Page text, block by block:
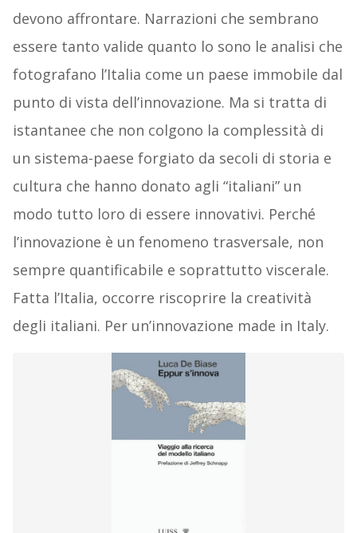
devono affrontare. Narrazioni che sembrano
essere tanto valide quanto lo sono le analisi che
fotografano l’Italia come un paese immobile dal
punto di vista dell’innovazione. Ma si tratta di
istantanee che non colgono la complessità di
un sistema-paese forgiato da secoli di storia e
cultura che hanno donato agli “italiani” un
modo tutto loro di essere innovativi. Perché
l’innovazione è un fenomeno trasversale, non
sempre quantificabile e soprattutto viscerale.
Fatta l’Italia, occorre riscoprire la creatività
degli italiani. Per un’innovazione made in Italy.